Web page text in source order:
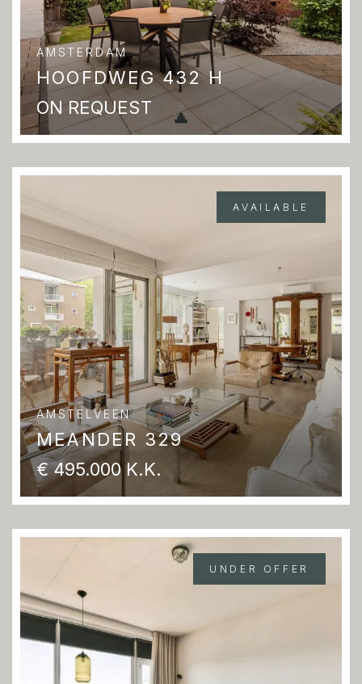
AMSTERDAM
HOOFDWEG 432 H
ON REQUEST
AVAILABLE
AMSTELVEEN
MEANDER 329
€ 495.000 K.K.
UNDER OFFER